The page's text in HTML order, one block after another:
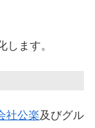
します。
社公楽及びグル